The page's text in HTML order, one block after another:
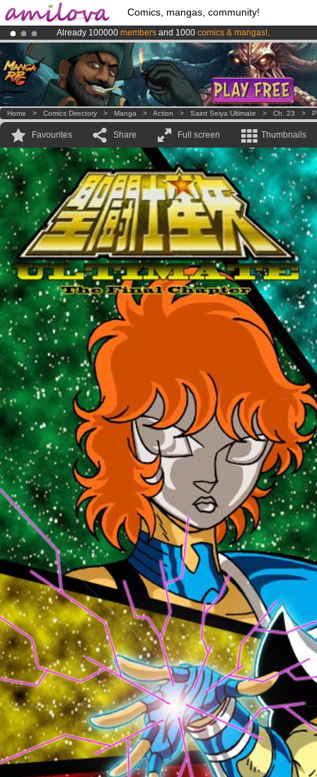
Comics, mangas, community!
Already 100000 members and 1000 comics & mangas!.
Premium membership from3.95 eurosper month !Get membership
AmilovaKickstarter is now LIVE!.
Home > Comics Directory > Manga > Action > Saint Seiya Ultimate > Ch. 23 >
Favourites Share Full screen Thumbnails
.